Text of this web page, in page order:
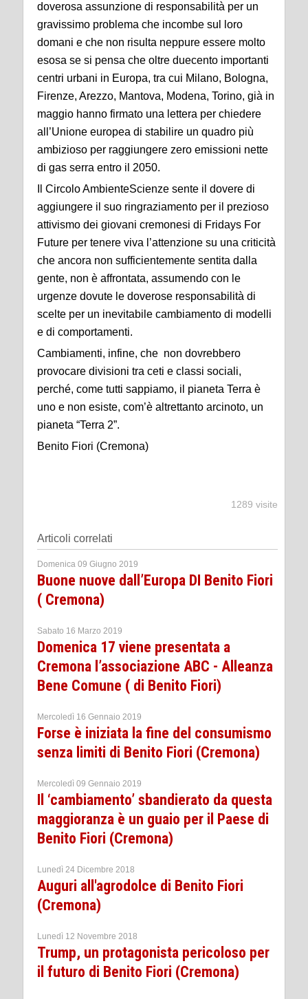
doverosa assunzione di responsabilità per un
gravissimo problema che incombe sul loro
domani e che non risulta neppure essere molto
esosa se si pensa che oltre duecento importanti
centri urbani in Europa, tra cui Milano, Bologna,
Firenze, Arezzo, Mantova, Modena, Torino, già in
maggio hanno firmato una lettera per chiedere
all’Unione europea di stabilire un quadro più
ambizioso per raggiungere zero emissioni nette
di gas serra entro il 2050.
Il Circolo AmbienteScienze sente il dovere di
aggiungere il suo ringraziamento per il prezioso
attivismo dei giovani cremonesi di Fridays For
Future per tenere viva l’attenzione su una criticità
che ancora non sufficientemente sentita dalla
gente, non è affrontata, assumendo con le
urgenze dovute le doverose responsabilità di
scelte per un inevitabile cambiamento di modelli
e di comportamenti.
Cambiamenti, infine, che non dovrebbero
provocare divisioni tra ceti e classi sociali,
perché, come tutti sappiamo, il pianeta Terra è
uno e non esiste, com’è altrettanto arcinoto, un
pianeta “Terra 2”.
Benito Fiori (Cremona)
1289 visite
Articoli correlati
Domenica 09 Giugno 2019
Buone nuove dall’Europa DI Benito Fiori
( Cremona)
Sabato 16 Marzo 2019
Domenica 17 viene presentata a
Cremona l’associazione ABC - Alleanza
Bene Comune ( di Benito Fiori)
Mercoledì 16 Gennaio 2019
Forse è iniziata la fine del consumismo
senza limiti di Benito Fiori (Cremona)
Mercoledì 09 Gennaio 2019
Il ‘cambiamento’ sbandierato da questa
maggioranza è un guaio per il Paese di
Benito Fiori (Cremona)
Lunedì 24 Dicembre 2018
Auguri all'agrodolce di Benito Fiori
(Cremona)
Lunedì 12 Novembre 2018
Trump, un protagonista pericoloso per
il futuro di Benito Fiori (Cremona)